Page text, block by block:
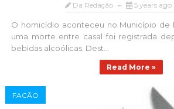
Da Redação 5 years ago
O homicídio aconteceu no Município de
uma morte entre casal foi registrada
bebidas alcoólicas. Dest...
Read More »
FACÃO